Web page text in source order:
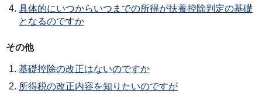
具体的にいつからいつまでの所得が扶養控除判定の基礎
となるのですか
その他
基礎控除の改正はないのですか
所得税の改正内容を知りたいのですが